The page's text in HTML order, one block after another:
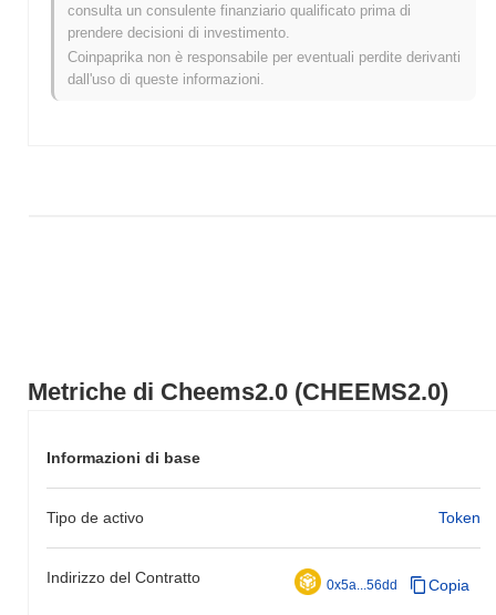
Metriche di Cheems2.0 (CHEEMS2.0)
Informazioni di base
Tipo de activo Token
Indirizzo del Contratto 0x5a...56dd Copia
Come si sta comportando Cheems2.0 rispetto al
mercato crypto più ampio?
Negli ultimi 7 giorni, Cheems2.0 ha guadagnato
il mercato crypto complessivo che ha registrato un calo del
consulta un consulente finanziario qualificato prima di
prendere decisioni di investimento.
Coinpaprika non è responsabile per eventuali perdite derivanti
dall'uso di queste informazioni.